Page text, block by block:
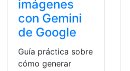
imágenes
con Gemini
de Google
Guía práctica sobre
cómo generar